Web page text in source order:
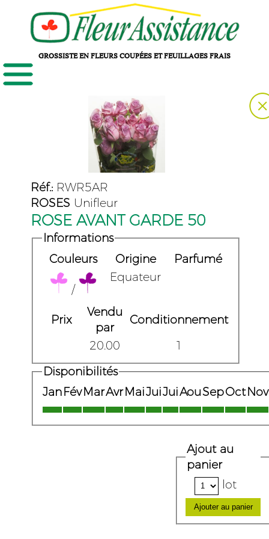
GROSSISTE EN FLEURS COUPÉES ET FEUILLAGES FRAIS
Réf.: RWR5AR
ROSES Unifleur
ROSE AVANT GARDE 50
Informations
Couleurs
Origine
Parfumé
/
Equateur
Prix
Vendu
par
Conditionnement
20.00
1
Disponibilités
JanFévMarAvrMaiJuiJuiAouSepOctNov
Ajout au
panier
lot